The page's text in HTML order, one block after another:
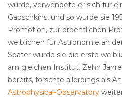
wurde, verwendete er sich für
Gapschkins, und so wurde sie
Promotion, zur ordentlichen
weiblichen für Astronomie an
Später wurde sie die erste
am gleichen Institut. Zehn
bereits, forschte allerdings als
Astrophysical-Observatory